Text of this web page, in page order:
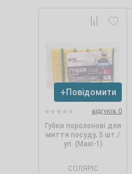
Повідомити
відгуків: 0
Губки поролонові для
миття посуду, 5 шт./
уп. (Maxi-1)
СОЛЯРІС